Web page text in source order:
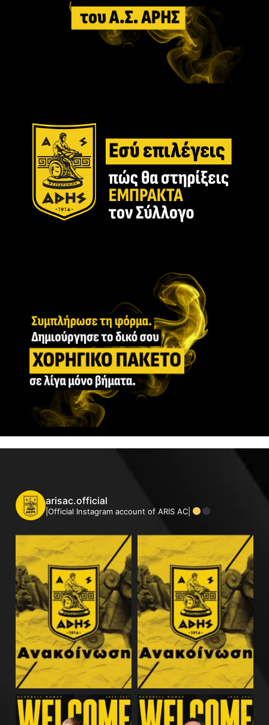
arisac.official
|Official Instagram account of ARIS AC|